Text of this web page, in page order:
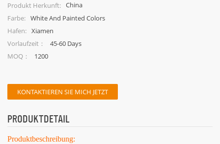
Produkt Herkunft: China
Farbe: White And Painted Colors
Hafen: Xiamen
Vorlaufzeit：
45-60 Days
MOQ：
1200
KONTAKTIEREN SIE MICH JETZT
PRODUKTDETAIL
Produktbeschreibung: